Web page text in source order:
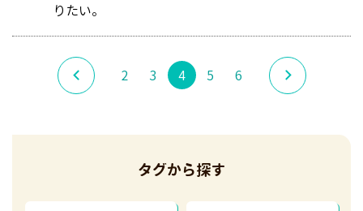
りたい。
2 3 4 5 6
タグから探す